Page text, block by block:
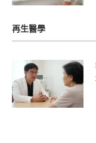
再生醫學